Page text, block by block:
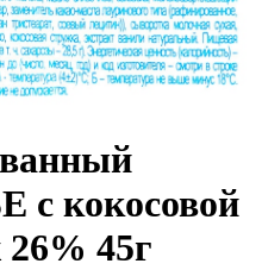
кокосовой
45г